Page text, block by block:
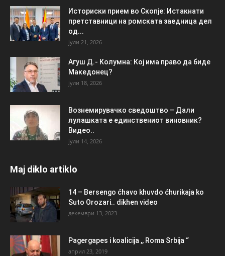
Историски прием во Скопје: Истакнати
претставници на ромската заедница дел
од...
јули 21, 2026
Агуш Д.- Колумна: Кој има право да биде
Македонец?
јули 18, 2026
Вознемирувачко сведоштво – Дали
лулашката е единствениот виновник?
Видео..
јули 14, 2026
Maj diklo artiklo
14 – Bersengo ćhavo khuvdo ćhurikaja ko
Suto Orozari.. dikhen video
декември 13, 2023
Pagergapes i koalicija ,, Roma Srbija “
април 23, 2019